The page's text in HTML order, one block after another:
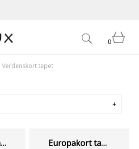
0
Verdenskort tapet
Verdenskort tapet Europakort tapet